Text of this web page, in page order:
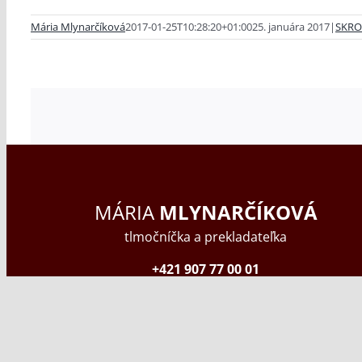
Mária Mlynarčíková2017-01-25T10:28:20+01:0025. januára 2017|
MÁRIA MLYNARČÍKOVÁ
tlmočníčka a prekladateľka
+421 907 77 00 01